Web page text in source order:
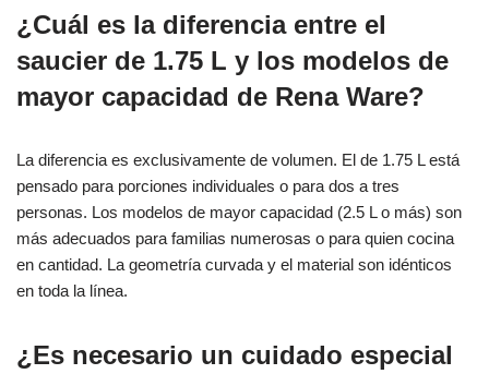
¿Cuál es la diferencia entre el
saucier de 1.75 L y los modelos de
mayor capacidad de Rena Ware?
La diferencia es exclusivamente de volumen. El de 1.75 L está
pensado para porciones individuales o para dos a tres
personas. Los modelos de mayor capacidad (2.5 L o más) son
más adecuados para familias numerosas o para quien cocina
en cantidad. La geometría curvada y el material son idénticos
en toda la línea.
¿Es necesario un cuidado especial